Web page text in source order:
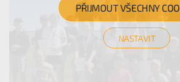
PŘIJMOUT VŠECHNY
NASTAVIT